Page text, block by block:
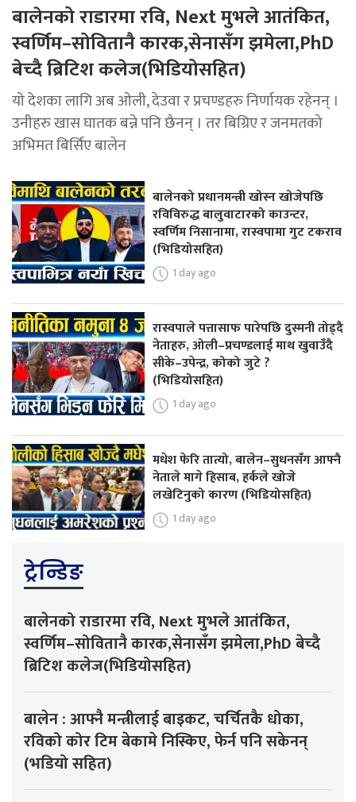
बालेनको राडारमा रवि, Next मुभले आतंकित,
स्वर्णिम–सोवितानै कारक,सेनासँग झमेला,PhD
बेच्दै ब्रिटिश कलेज(भिडियोसहित)
यो देशका लागि अब ओली, देउवा र प्रचण्डहरु निर्णायक रहेनन् ।
उनीहरु खास घातक बन्ने पनि छैनन् । तर बिग्रिए र जनमतको
अभिमत बिर्सिए बालेन
बालेनको प्रधानमन्त्री खोस्न खोजेपछि
रविविरुद्ध बालुवाटारको काउन्टर,
स्वर्णिम निसानामा, रास्वपामा गुट टकराव
(भिडियोसहित)
1 day ago
रास्वपाले पत्तासाफ पारेपछि दुस्मनी तोड्दै
नेताहरु, ओली–प्रचण्डलाई माथ खुवाउँदै
सीके–उपेन्द्र, कोको जुटे ?
(भिडियोसहित)
1 day ago
मधेश फेरि तात्यो, बालेन–सुधनसँग आफ्नै
नेताले मागे हिसाब, हर्कले खोजे
लखेटिनुको कारण (भिडियोसहित)
1 day ago
ट्रेन्डिङ
बालेनको राडारमा रवि, Next मुभले आतंकित,
स्वर्णिम–सोवितानै कारक,सेनासँग झमेला,PhD बेच्दै
ब्रिटिश कलेज(भिडियोसहित)
बालेन : आफ्नै मन्त्रीलाई बाइकट, चर्चितकै धोका,
रविको कोर टिम बेकामे निस्किए, फेर्न पनि सकेनन्
(भडियो सहित)